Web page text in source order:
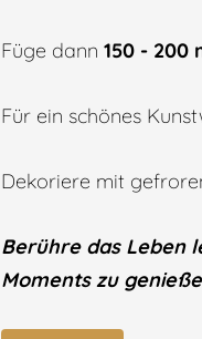
Füge dann 150 - 200
Für ein schönes
Dekoriere mit
Berühre das Leben
Moments zu